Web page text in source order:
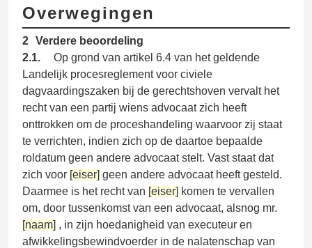
Overwegingen
2 Verdere beoordeling
2.1.
Op grond van artikel 6.4 van het geldende
Landelijk procesreglement voor civiele
dagvaardingszaken bij de gerechtshoven vervalt het
recht van een partij wiens advocaat zich heeft
onttrokken om de proceshandeling waarvoor zij staat
te verrichten, indien zich op de daartoe bepaalde
roldatum geen andere advocaat stelt. Vast staat dat
zich voor [eiser] geen andere advocaat heeft gesteld.
Daarmee is het recht van [eiser] komen te vervallen
om, door tussenkomst van een advocaat, alsnog mr.
[naam] , in zijn hoedanigheid van executeur en
afwikkelingsbewindvoerder in de nalatenschap van